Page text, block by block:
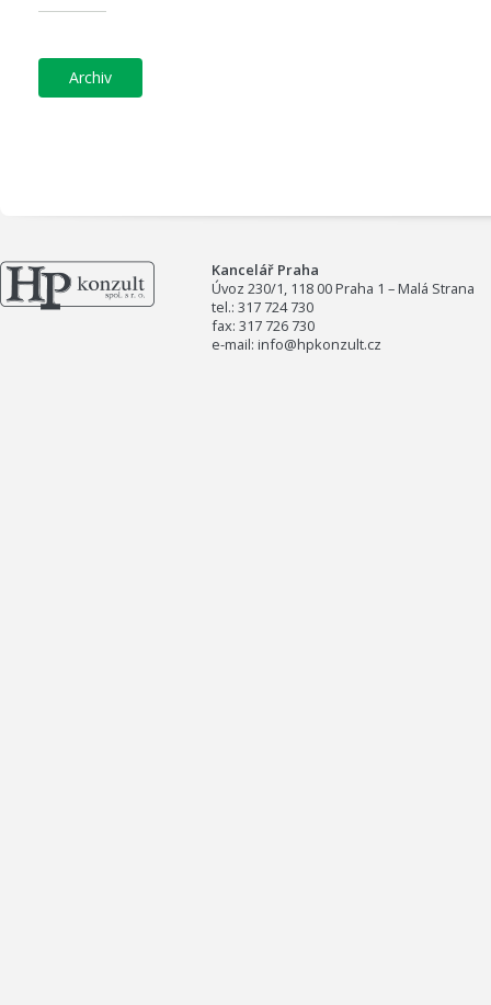
archiv
Kancelář Praha
Úvoz 230/1, 118 00 Praha 1 – Malá Strana
tel.: 317 724 730
fax: 317 726 730
e-mail: info@hpkonzult.cz